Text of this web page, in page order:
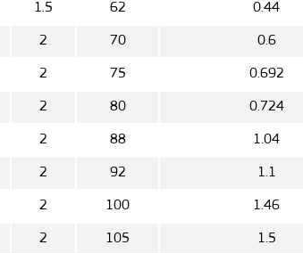
1.5 62 0.44
2 70 0.6
2 75 0.692
2 80 0.724
2 88 1.04
2 92 1.1
2 100 1.46
2 105 1.5